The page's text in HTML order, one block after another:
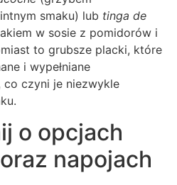
smaku) lub tinga de
w sosie z pomidorów i
to grubsze placki, które
i wypełniane
co czyni je niezwykle
o opcjach
oraz napojach